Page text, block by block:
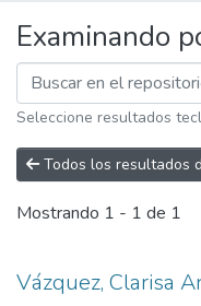
Examinando
Seleccione resultados
Todos los resultados
Mostrando 1 - 1 de 1
Vázquez, Clarisa